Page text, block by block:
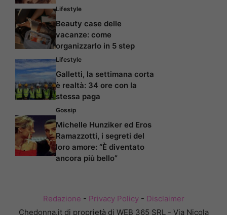
Lifestyle
Beauty case delle
vacanze: come
organizzarlo in 5 step
Lifestyle
Galletti, la settimana corta
è realtà: 34 ore con la
stessa paga
Gossip
Michelle Hunziker ed Eros
Ramazzotti, i segreti del
loro amore: “È diventato
ancora più bello”
Redazione - Privacy Policy- Disclaimer
Chedonna.it di proprietà di WEB 365 SRL - Via Nicola